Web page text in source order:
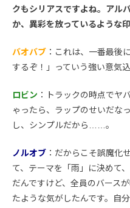
クもシリアスですよね。アル
か、異彩を放っているような
バオバブ ：これは、一番最後
するぞ！」っていう強い意気
ロビン ：トラックの時点でヤ
ゃったら、ラップのせいだな
し、シンプルだから……。
ノルオブ ：だからこそ誤魔化
て、テーマを「雨」に決めて
だんですけど、全員のバース
たような気がしたんです。自